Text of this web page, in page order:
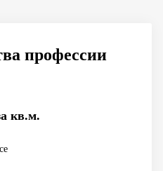
профессии
кв.м.